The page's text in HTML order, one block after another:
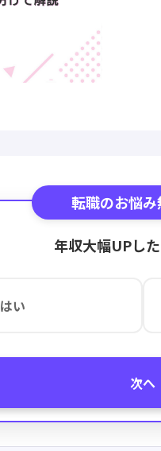
転職のお悩
年収大幅UPし
はい
次へ